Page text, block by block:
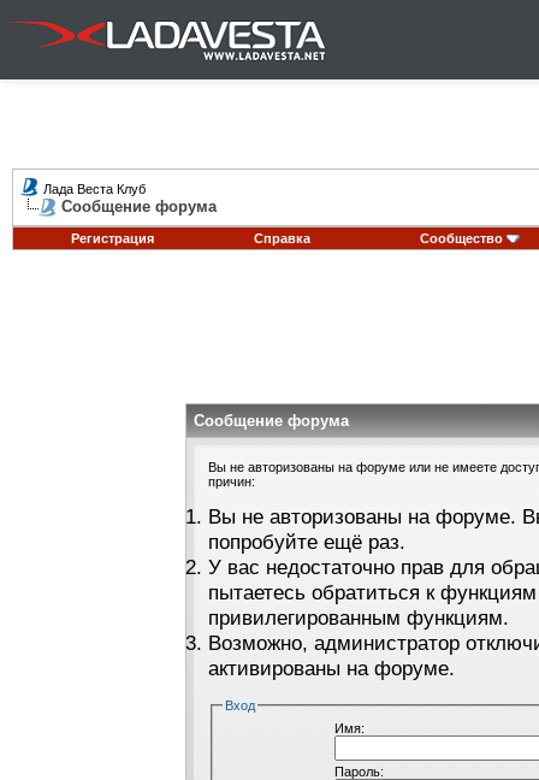
Лада Веста Клуб
Сообщение форума
Регистрация Справка Сообщество
Сообщение форума
Вы не авторизованы на форуме или не имеете
причин:
Вы не авторизованы на форуме.
попробуйте ещё раз.
У вас недостаточно прав для
пытаетесь обратиться к
привилегированным функциям.
Возможно, администратор
активированы на форуме.
Вход
Имя:
Пароль: